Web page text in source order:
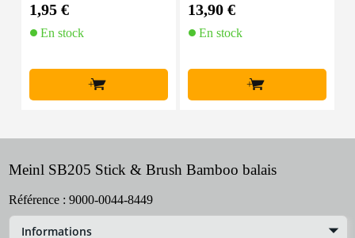
1,95 €
En stock
+
13,90 €
En stock
+
Meinl SB205 Stick & Brush Bamboo balais
Référence : 9000-0044-8449
Informations